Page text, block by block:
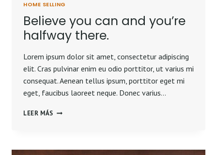
HOME SELLING
Believe you can and you’re
halfway there.
Lorem ipsum dolor sit amet, consectetur adipiscing
elit. Cras pulvinar enim eu odio porttitor, ut varius mi
consequat. Aenean tellus ipsum, porttitor eget mi
eget, faucibus laoreet neque. Donec varius…
LEER MÁS BELIEVE
YOU’RE